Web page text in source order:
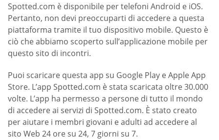
Spotted.com è disponibile per telefoni Android e iOS.
Pertanto, non devi preoccuparti di accedere a questa
piattaforma tramite il tuo dispositivo mobile. Questo è
ciò che abbiamo scoperto sull’applicazione mobile per
questo sito di incontri.
Puoi scaricare questa app su Google Play e Apple App
Store. L’app Spotted.com è stata scaricata oltre 30.000
volte. L’app ha permesso a persone di tutto il mondo
di accedere ai servizi di Spotted.com. È stato creato
per aiutare i membri giovani e adulti ad accedere al
sito Web 24 ore su 24, 7 giorni su 7.